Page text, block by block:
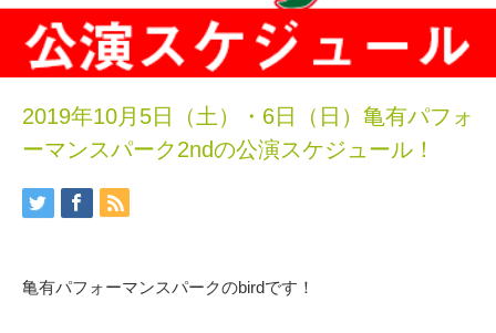
2019年10月5日（土）・6日（日）亀有パフォ
ーマンスパーク2ndの公演スケジュール！
亀有パフォーマンスパークのbirdです！